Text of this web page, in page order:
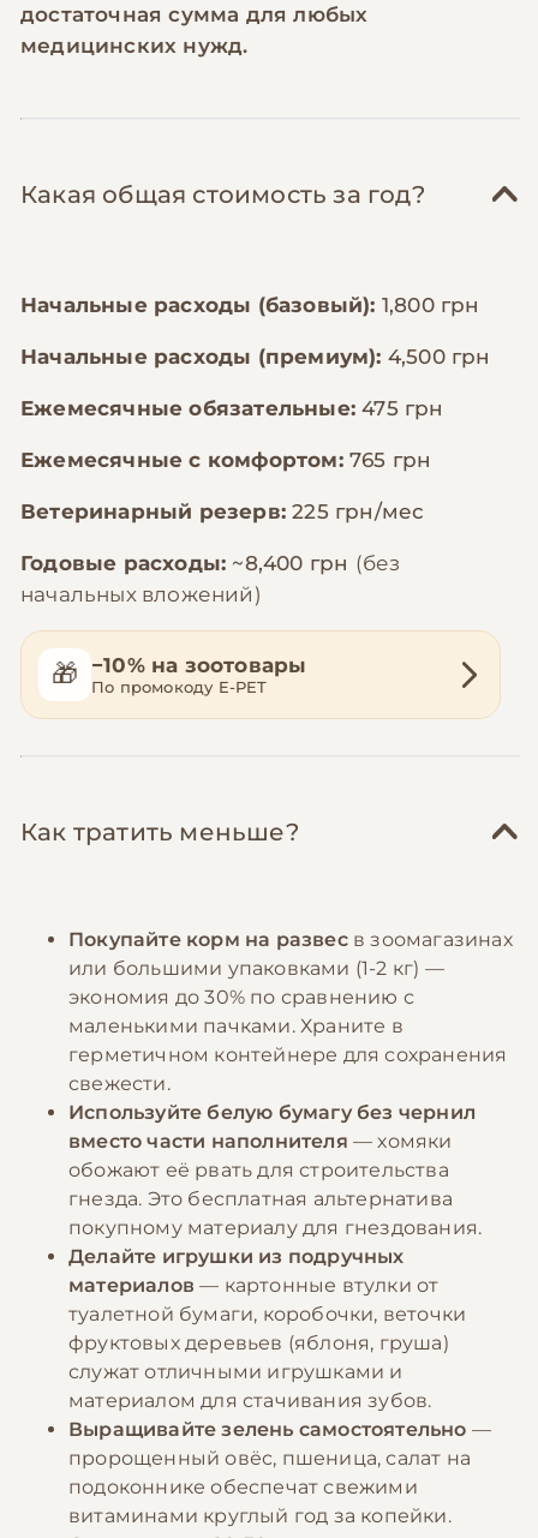
достаточная сумма для любых
медицинских нужд.
Какая общая стоимость за год?
Начальные расходы (базовый): 1,800 грн
Начальные расходы (премиум): 4,500 грн
Ежемесячные обязательные:475 грн
Ежемесячные с комфортом: 765 грн
Ветеринарный резерв:225 грн/мес
Годовые расходы: ~8,400 грн (без
начальных вложений)
🎁 −10% на зоотовары
По промокоду E-PET
Как тратить меньше?
Покупайте корм на развесв зоомагазинах
или большими упаковками (1-2 кг) —
экономия до 30% по сравнению с
маленькими пачками. Храните в
герметичном контейнере для сохранения
свежести.
Используйте белую бумагу без чернил
вместо части наполнителя — хомяки
обожают её рвать для строительства
гнезда. Это бесплатная альтернатива
покупному материалу для гнездования.
Делайте игрушки из подручных
материалов — картонные втулки от
туалетной бумаги, коробочки, веточки
фруктовых деревьев (яблоня, груша)
служат отличными игрушками и
материалом для стачивания зубов.
Выращивайте зелень самостоятельно —
пророщенный овёс, пшеница, салат на
подоконнике обеспечат свежими
витаминами круглый год за копейки.